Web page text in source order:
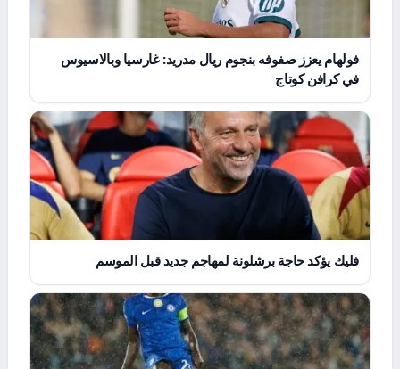
فولهام يعزز صفوفه بنجوم ريال مدريد: غارسيا وبالاسيوس
في كرافن كوتاج
فليك يؤكد حاجة برشلونة لمهاجم جديد قبل الموسم